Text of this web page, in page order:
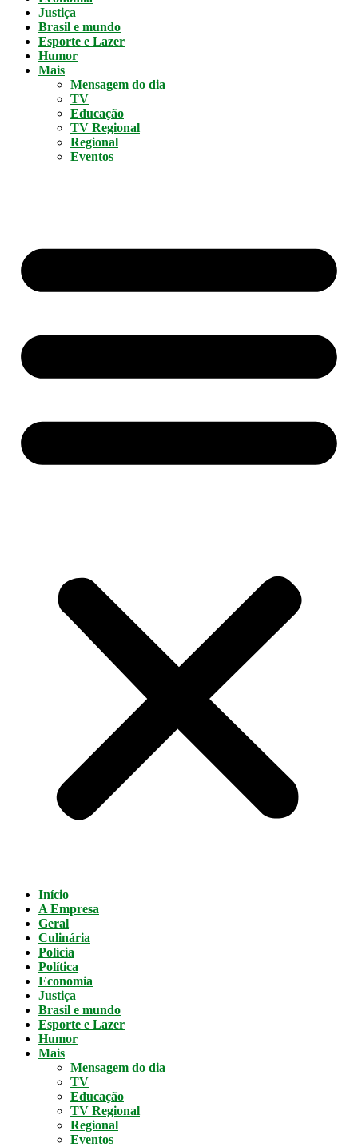
Justiça
Brasil e mundo
Esporte e Lazer
Humor
Mais
Mensagem do dia
TV
Educação
TV Regional
Regional
Eventos
Início
A Empresa
Geral
Culinária
Polícia
Política
Economia
Justiça
Brasil e mundo
Esporte e Lazer
Humor
Mais
Mensagem do dia
TV
Educação
TV Regional
Regional
Eventos